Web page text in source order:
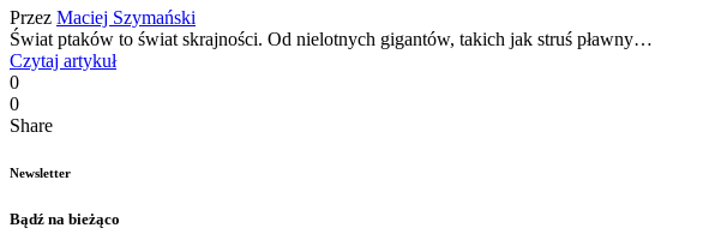
Przez Maciej Szymański
Świat ptaków to świat skrajności. Od nielotnych gigantów, takich jak struś pławny…
Czytaj artykuł
0
0
Share
Newsletter
Bądź na bieżąco